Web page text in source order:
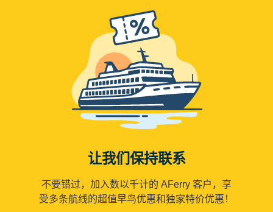
让我们保持联系
不要错过，加入数以千计的 AFerry 客户，享
受多条航线的超值早鸟优惠和独家特价优惠！